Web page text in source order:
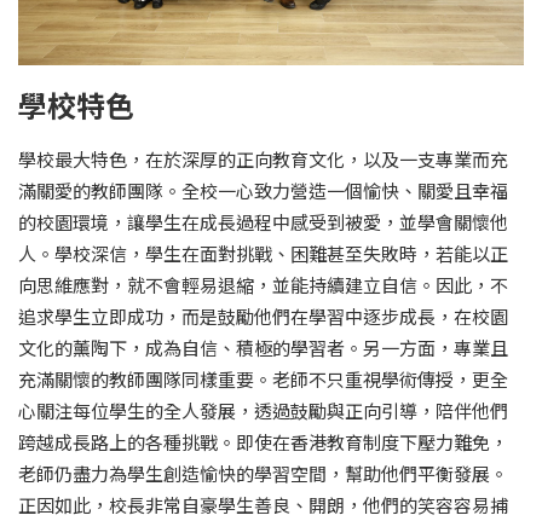
學校特色
學校最大特色，在於深厚的正向教育文化，以及一支專業而充
滿關愛的教師團隊。全校一心致力營造一個愉快、關愛且幸福
的校園環境，讓學生在成長過程中感受到被愛，並學會關懷他
人。學校深信，學生在面對挑戰、困難甚至失敗時，若能以正
向思維應對，就不會輕易退縮，並能持續建立自信。因此，不
追求學生立即成功，而是鼓勵他們在學習中逐步成長，在校園
文化的薰陶下，成為自信、積極的學習者。另一方面，專業且
充滿關懷的教師團隊同樣重要。老師不只重視學術傳授，更全
心關注每位學生的全人發展，透過鼓勵與正向引導，陪伴他們
跨越成長路上的各種挑戰。即使在香港教育制度下壓力難免，
老師仍盡力為學生創造愉快的學習空間，幫助他們平衡發展。
正因如此，校長非常自豪學生善良、開朗，他們的笑容容易捕